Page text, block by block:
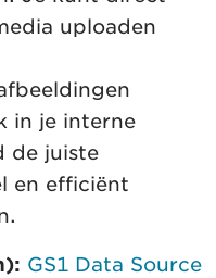
uploaden
in je interne
de juiste
en efficiënt
GS1 Data Source